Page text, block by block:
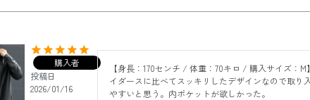
購入者
投稿日
2026/01/16
【身長：170センチ / 体重：70キロ / 購入サイズ：M
イダースに比べてスッキリしたデザインなので取り
やすいと思う。内ポケットが欲しかった。